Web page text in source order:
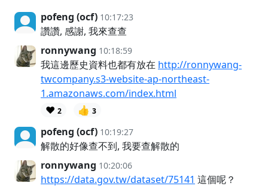
pofeng (ocf) 10:17:23
讚讚, 感謝, 我來查查
ronnywang 10:18:59
我這邊歷史資料也都有放在 http://ronnywang-
twcompany.s3-website-ap-northeast-
1.amazonaws.com/index.html
❤️ 2 👍 3
pofeng (ocf) 10:19:27
解散的好像查不到, 我要查解散的
ronnywang 10:20:06
https://data.gov.tw/dataset/75141 這個呢？